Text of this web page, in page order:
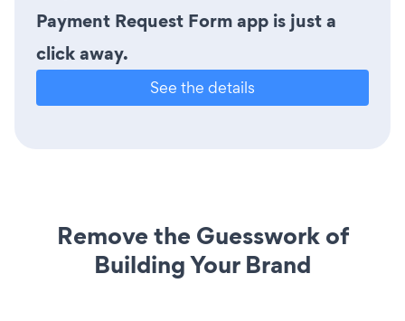
Payment Request Form app is just a
click away.
See the details
Remove the Guesswork of
Building Your Brand